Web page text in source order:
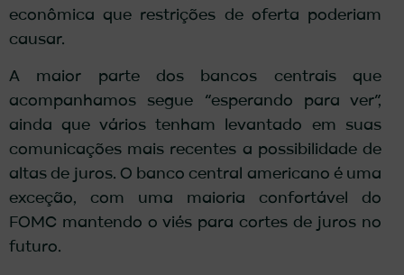
econômica que restrições de oferta poderiam
causar.
A maior parte dos bancos centrais que
acompanhamos segue “esperando para ver”,
ainda que vários tenham levantado em suas
comunicações mais recentes a possibilidade de
altas de juros. O banco central americano é uma
exceção, com uma maioria confortável do
FOMC mantendo o viés para cortes de juros no
futuro.